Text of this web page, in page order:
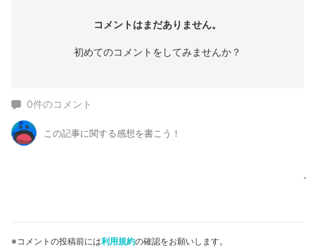
コメントはまだありません。
初めてのコメントをしてみませんか？
0件のコメント
※コメントの投稿前には利用規約の確認をお願いします。